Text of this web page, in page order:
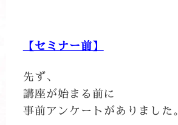
【セミナー前】
先ず、
講座が始まる前に
事前アンケートがありました。